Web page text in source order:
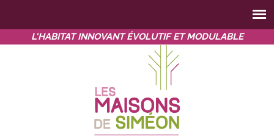
L'HABITAT INNOVANT ÉVOLUTIF ET MODULABLE